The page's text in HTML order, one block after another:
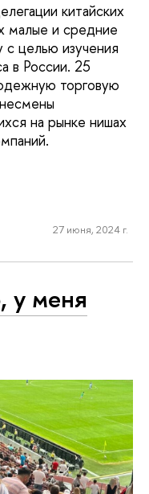
китайских
малые и средние
целью изучения
в России. 25
торговую
на рынке нишах
27 июня, 2024 г.
у меня